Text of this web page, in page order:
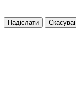
Надіслати